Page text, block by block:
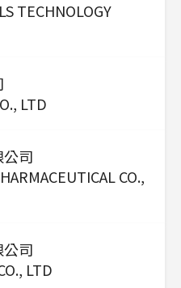
TECHNOLOGY
LTD
司
CO.,
司
LTD